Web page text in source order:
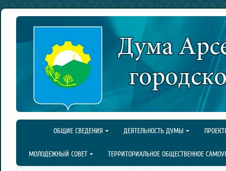
ОБЩИЕ СВЕДЕНИЯ ДЕЯТЕЛЬНОСТЬ ДУМЫ
МОЛОДЕЖНЫЙ СОВЕТ ТЕРРИТОРИАЛЬНОЕ ОБЩЕСТВЕННОЕ